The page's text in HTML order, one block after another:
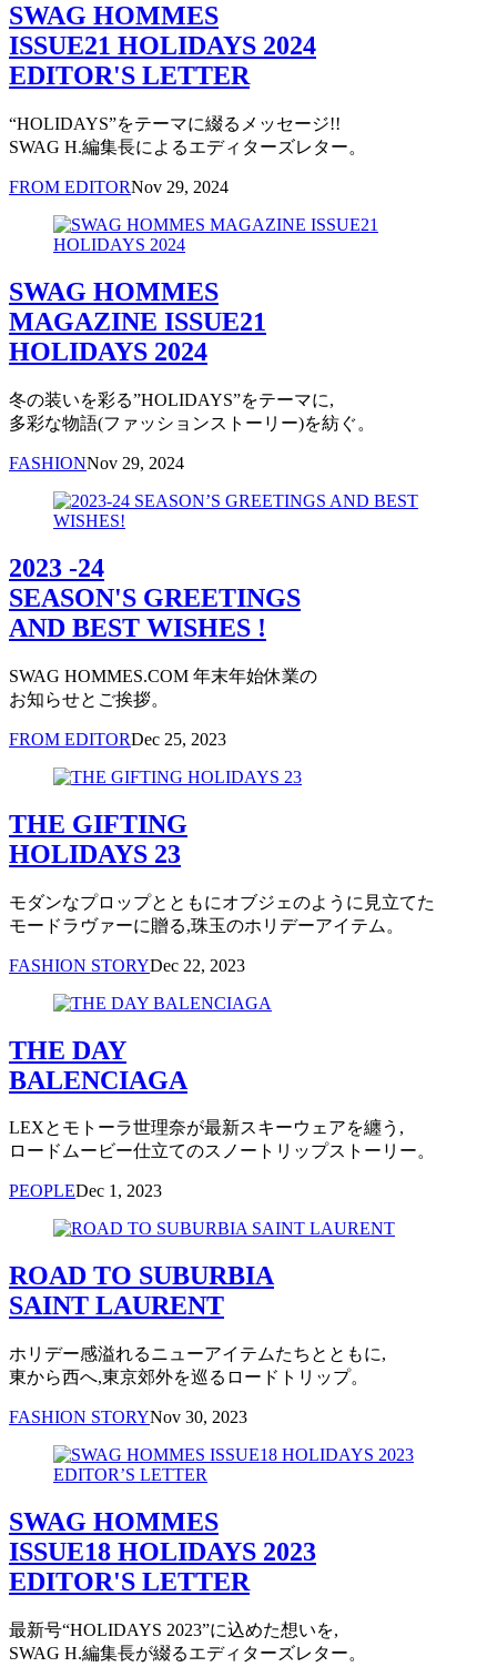
SWAG HOMMES
ISSUE21 HOLIDAYS 2024
EDITOR'S LETTER
“HOLIDAYS”をテーマに綴るメッセージ!!
SWAG H.編集長によるエディターズレター。
FROM EDITORNov 29, 2024
SWAG HOMMES
MAGAZINE ISSUE21
HOLIDAYS 2024
冬の装いを彩る”HOLIDAYS”をテーマに,
多彩な物語(ファッションストーリー)を紡ぐ。
FASHIONNov 29, 2024
2023 -24
SEASON'S GREETINGS
AND BEST WISHES !
SWAG HOMMES.COM 年末年始休業の
お知らせとご挨拶。
FROM EDITORDec 25, 2023
THE GIFTING
HOLIDAYS 23
モダンなプロップとともにオブジェのように見立てた
モードラヴァーに贈る,珠玉のホリデーアイテム。
FASHION STORYDec 22, 2023
THE DAY
BALENCIAGA
LEXとモトーラ世理奈が最新スキーウェアを纏う,
ロードムービー仕立てのスノートリップストーリー。
PEOPLEDec 1, 2023
ROAD TO SUBURBIA
SAINT LAURENT
ホリデー感溢れるニューアイテムたちとともに,
東から西へ,東京郊外を巡るロードトリップ。
FASHION STORYNov 30, 2023
SWAG HOMMES
ISSUE18 HOLIDAYS 2023
EDITOR'S LETTER
最新号“HOLIDAYS 2023”に込めた想いを,
SWAG H.編集長が綴るエディターズレター。